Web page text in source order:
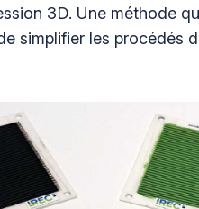
3D. Une méthode
simplifier les procédés